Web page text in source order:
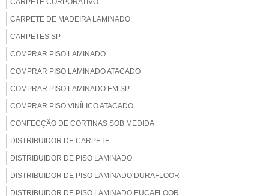
CARPETE DE MADEIRA LAMINADO
CARPETES SP
COMPRAR PISO LAMINADO
COMPRAR PISO LAMINADO ATACADO
COMPRAR PISO LAMINADO EM SP
COMPRAR PISO VINÍLICO ATACADO
CONFECÇÃO DE CORTINAS SOB MEDIDA
DISTRIBUIDOR DE CARPETE
DISTRIBUIDOR DE PISO LAMINADO
DISTRIBUIDOR DE PISO LAMINADO DURAFLOOR
DISTRIBUIDOR DE PISO LAMINADO EUCAFLOOR